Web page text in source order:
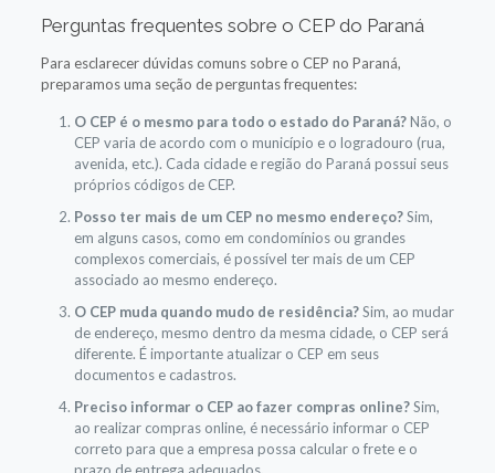
Perguntas frequentes sobre o CEP do Paraná
Para esclarecer dúvidas comuns sobre o CEP no Paraná,
preparamos uma seção de perguntas frequentes:
O CEP é o mesmo para todo o estado do Paraná?Não, o
CEP varia de acordo com o município e o logradouro (rua,
avenida, etc.). Cada cidade e região do Paraná possui seus
próprios códigos de CEP.
Posso ter mais de um CEP no mesmo endereço?Sim,
em alguns casos, como em condomínios ou grandes
complexos comerciais, é possível ter mais de um CEP
associado ao mesmo endereço.
O CEP muda quando mudo de residência?Sim, ao mudar
de endereço, mesmo dentro da mesma cidade, o CEP será
diferente. É importante atualizar o CEP em seus
documentos e cadastros.
Preciso informar o CEP ao fazer compras online?Sim,
ao realizar compras online, é necessário informar o CEP
correto para que a empresa possa calcular o frete e o